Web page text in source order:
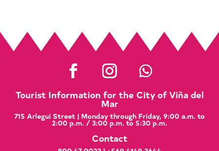
Tourist Information for the City of Viña del
Mar
715 Arlegui Street | Monday through Friday, 9:00 a.m. to
2:00 p.m. / 3:00 p.m. to 5:30 p.m.
Contact